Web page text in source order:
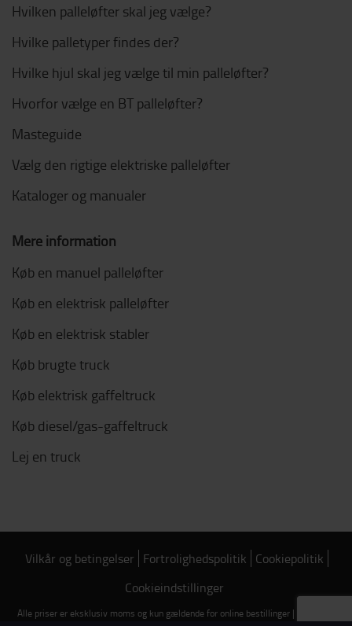
Hvilken palleløfter skal jeg vælge?
Hvilke palletyper findes der?
Hvilke hjul skal jeg vælge til min palleløfter?
Hvorfor vælge en BT palleløfter?
Masteguide
Vælg den rigtige elektriske palleløfter
Kataloger og manualer
Mere information
Køb en manuel palleløfter
Køb en elektrisk palleløfter
Køb en elektrisk stabler
Køb brugte truck
Køb elektrisk gaffeltruck
Køb diesel/gas-gaffeltruck
Lej en truck
Vilkår og betingelser Fortrolighedspolitik Cookiepolitik
Cookieindstillinger
Alle priser er eksklusiv moms og kun gældende for online bestillinger | Copyright